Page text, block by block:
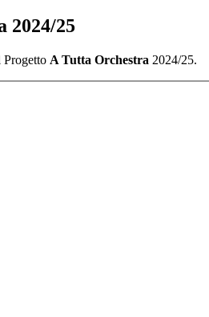
2024/25
Progetto A Tutta Orchestra 2024/25.